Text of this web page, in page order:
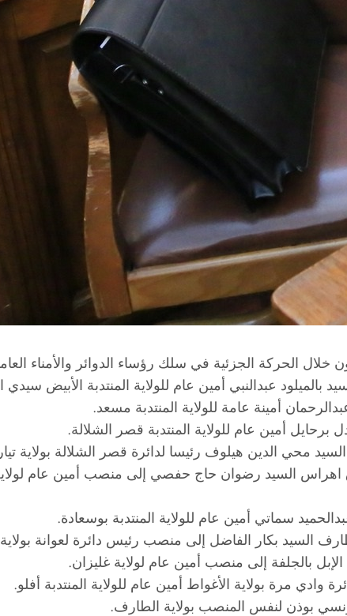
الحركة الجزئية في سلك رؤساء الدوائر والأمناء
بالميلود عبدالنبي أمين عام للولاية المنتدبة الأبيض سيدي
أمينة عامة للولاية المنتدبة مسعد.
أمين عام للولاية المنتدبة قصر الشلالة.
محي الدين هيلوف رئيسا لدائرة قصر الشلالة بولاية
اه‍راس السيد رضوان حاج حفصي إلى منصب أمين عام لولاية
سماتي أمين عام للولاية المنتدبة بوسعادة.
السيد بكار الفاضل إلى منصب رئيس دائرة لعوانة
بالجلفة إلى منصب أمين عام لولاية غليزان.
مرة بولاية الأغواط أمين عام للولاية المنتدبة أفلو.
بوذن لنفس المنصب بولاية الطارف.